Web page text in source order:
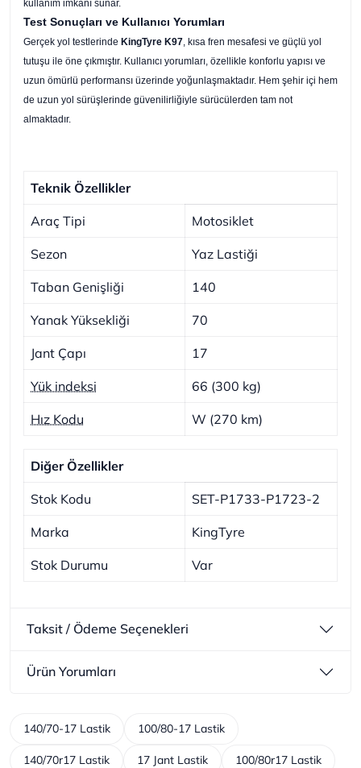
kullanım imkânı sunar.
Test Sonuçları ve Kullanıcı Yorumları
Gerçek yol testlerinde KingTyre K97 , kısa fren mesafesi ve güçlü yol
tutuşu ile öne çıkmıştır. Kullanıcı yorumları, özellikle konforlu yapısı ve
uzun ömürlü performansı üzerinde yoğunlaşmaktadır. Hem şehir içi hem
de uzun yol sürüşlerinde güvenilirliğiyle sürücülerden tam not
almaktadır.
Teknik Özellikler
Araç Tipi Motosiklet
Sezon Yaz Lastiği
Taban Genişliği 140
Yanak Yüksekliği 70
Jant Çapı 17
Yük indeksi 66 (300 kg)
Hız Kodu W (270 km)
Diğer Özellikler
Stok Kodu SET-P1733-P1723-2
Marka KingTyre
Stok Durumu Var
Taksit / Ödeme Seçenekleri
Ürün Yorumları
140/70-17 Lastik 100/80-17 Lastik
140/70r17 Lastik 17 Jant Lastik 100/80r17 Lastik